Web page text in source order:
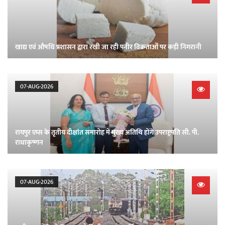
खाद्य एवं औषधि प्रशासन द्वारा रखी जा रही पनीर विक्रताओं पर कड़ी निगरानी
07-AUG-2026
रायपुर एम्स के तृतीय दीक्षांत समारोह में मुख्य अतिथि होंगे उपराष्ट्रपति सी. पी.
राधाकृष्णन
07-AUG-2026